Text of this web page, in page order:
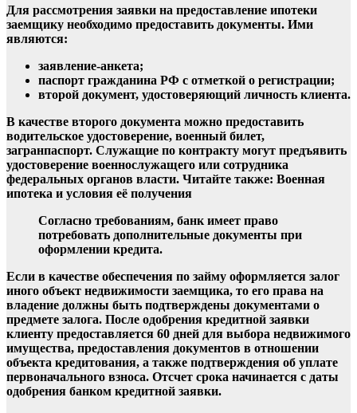
Для рассмотрения заявки на предоставление ипотеки
заемщику необходимо предоставить документы. Ими
являются:
заявление-анкета;
паспорт гражданина РФ с отметкой о регистрации;
второй документ, удостоверяющий личность клиента.
В качестве второго документа можно предоставить
водительское удостоверение, военный билет,
загранпаспорт. Служащие по контракту могут предъявить
удостоверение военнослужащего или сотрудника
федеральных органов власти. Читайте также: Военная
ипотека и условия её получения
Согласно требованиям, банк имеет право
потребовать дополнительные документы при
оформлении кредита.
Если в качестве обеспечения по займу оформляется залог
иного объект недвижимости заемщика, то его права на
владение должны быть подтверждены документами о
предмете залога. После одобрения кредитной заявки
клиенту предоставляется 60 дней для выбора недвижимого
имущества, предоставления документов в отношении
объекта кредитования, а также подтверждения об уплате
первоначального взноса. Отсчет срока начинается с даты
одобрения банком кредитной заявки.